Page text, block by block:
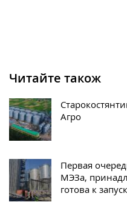
Читайте також
Агро
Первая
МЭЗа,
готова к